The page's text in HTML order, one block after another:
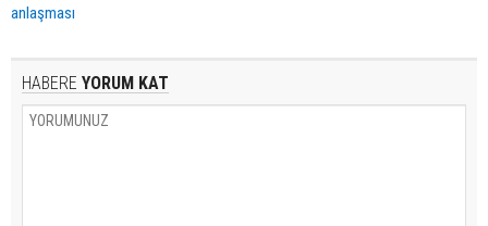
anlaşması
HABERE YORUM KAT